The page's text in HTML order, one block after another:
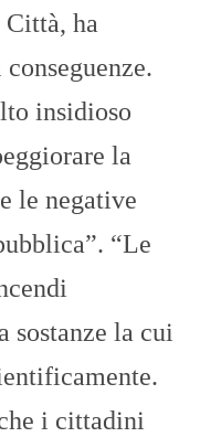
ha
insidioso
la
le negative
“Le
sostanze la cui
i cittadini